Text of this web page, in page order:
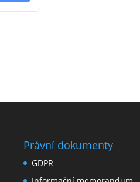
Právní dokumenty
GDPR